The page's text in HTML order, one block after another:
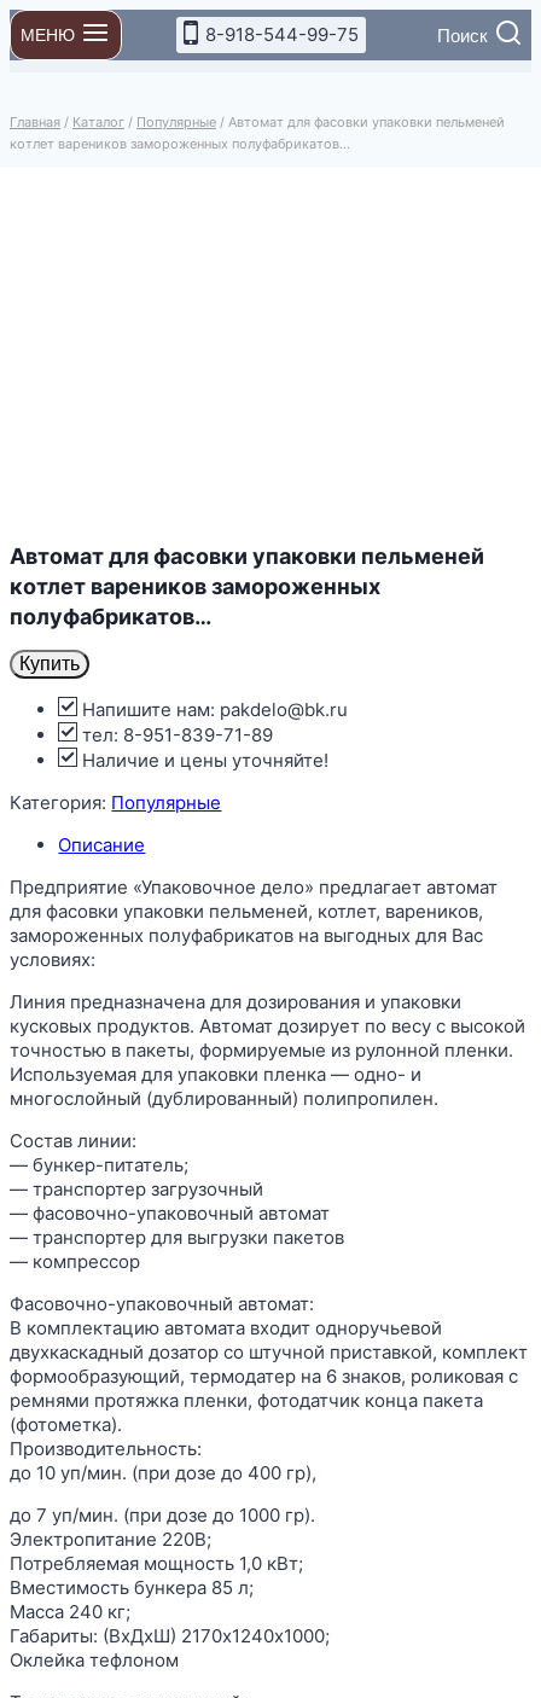
Перейти
к
содержимому
МЕНЮ 8-918-544-99-75 Поиск
Главная / Каталог / Популярные / Автомат для фасовки упаковки пельменей
котлет вареников замороженных полуфабрикатов…
Автомат для фасовки упаковки пельменей
котлет вареников замороженных
полуфабрикатов…
Купить
Напишите нам: pakdelo@bk.ru
тел: 8-951-839-71-89
Наличие и цены уточняйте!
Категория: Популярные
Описание
Предприятие «Упаковочное дело» предлагает автомат
для фасовки упаковки пельменей, котлет, вареников,
замороженных полуфабрикатов на выгодных для Вас
условиях:
Линия предназначена для дозирования и упаковки
кусковых продуктов. Автомат дозирует по весу с высокой
точностью в пакеты, формируемые из рулонной пленки.
Используемая для упаковки пленка — одно- и
многослойный (дублированный) полипропилен.
Состав линии:
— бункер-питатель;
— транспортер загрузочный
— фасовочно-упаковочный автомат
— транспортер для выгрузки пакетов
— компрессор
Фасовочно-упаковочный автомат:
В комплектацию автомата входит одноручьевой
двухкаскадный дозатор со штучной приставкой, комплект
формообразующий, термодатер на 6 знаков, роликовая с
ремнями протяжка пленки, фотодатчик конца пакета
(фотометка).
Производительность:
до 10 уп/мин. (при дозе до 400 гр),
до 7 уп/мин. (при дозе до 1000 гр).
Электропитание 220В;
Потребляемая мощность 1,0 кВт;
Вместимость бункера 85 л;
Масса 240 кг;
Габариты: (ВхДхШ) 2170х1240х1000;
Оклейка тефлоном